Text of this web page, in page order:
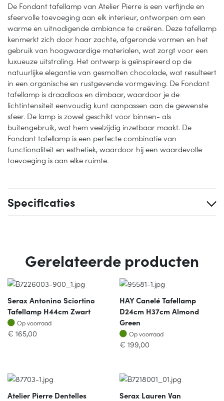
De Fondant tafellamp van Atelier Pierre is een verfijnde en
sfeervolle toevoeging aan elk interieur, ontworpen om een
warme en uitnodigende ambiance te creëren. Deze tafellamp
kenmerkt zich door haar zachte, afgeronde vormen en het
gebruik van hoogwaardige materialen, wat zorgt voor een
luxueuze uitstraling. Het ontwerp is geïnspireerd op de
natuurlijke elegantie van gesmolten chocolade, wat resulteert
in een organische en rustgevende vormgeving. De Fondant
tafellamp is draadloos en dimbaar, waardoor je de
lichtintensiteit eenvoudig kunt aanpassen aan de gewenste
sfeer. De lamp is zowel geschikt voor binnen- als
buitengebruik, wat hem veelzijdig inzetbaar maakt. De
Fondant tafellamp is een perfecte combinatie van
functionaliteit en esthetiek, waardoor hij een waardevolle
toevoeging is aan elke ruimte.
Specificaties
Gerelateerde producten
Serax Antonino Sciortino
Tafellamp H44cm Zwart
Op voorraad
Op voorraad
€ 165,00
HAY Canelé Tafellamp
D24cm H37cm Almond
Green
Op voorraad
Op voorraad
€ 199,00
Atelier Pierre Dentelles Serax Lauren Van